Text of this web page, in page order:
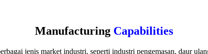
Manufacturing Capabilities
jenis market industri, seperti industri pengemasan, daur